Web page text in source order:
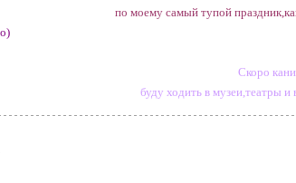
по моему самый тупой
Скоро
буду ходить в музеи,театры и